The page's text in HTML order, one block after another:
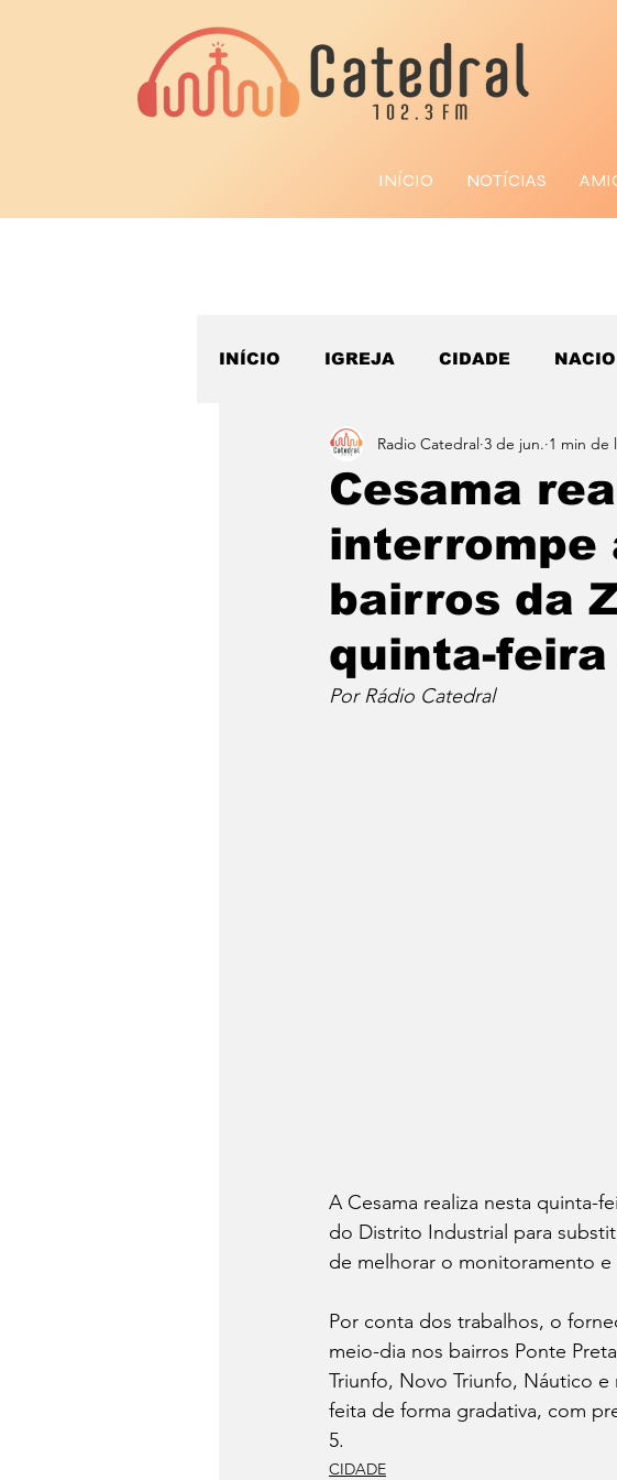
INÍCIO NOTÍCIAS
INÍCIO IGREJA CIDADE
ESPORTE
Cesama
interrompe
bairros da
quinta-feira
Radio Catedral 3 de jun. 1 min de
Por Rádio Catedral
A Cesama realiza nesta quinta-
do Distrito Industrial para
de melhorar o monitoramento
Por conta dos trabalhos, o
meio-dia nos bairros Ponte
Triunfo, Novo Triunfo, Náutico
feita de forma gradativa, com
5.
CIDADE